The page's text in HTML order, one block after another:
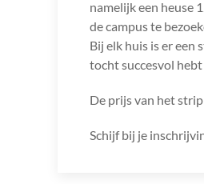
namelijk een heuse
de campus te
Bij elk huis is er een
tocht succesvol
De prijs van het
Schijf bij je